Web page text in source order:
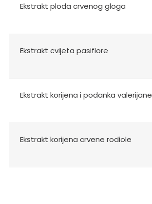
Ekstrakt ploda crvenog gloga
Ekstrakt cvijeta pasiflore
Ekstrakt korijena i podanka valerijane
Ekstrakt korijena crvene rodiole